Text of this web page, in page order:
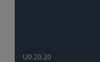
U0.20.20